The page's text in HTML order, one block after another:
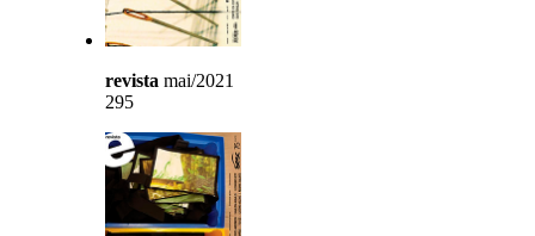
revista mai/2021
295